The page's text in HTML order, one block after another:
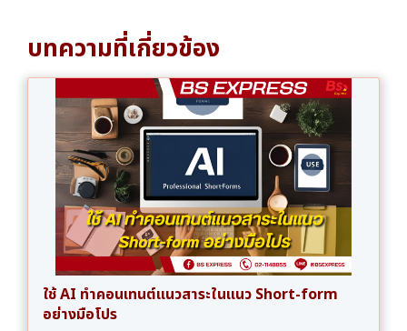
บทความที่เกี่ยวข้อง
ใช้ AI ทำคอนเทนต์แนวสาระในแนว Short-form
อย่างมือโปร